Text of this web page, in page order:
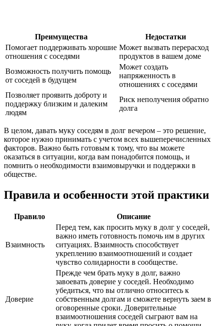
Преимущества
Недостатки
Помогает поддерживать хорошие
отношения с соседями
Может вызвать перерасход
продуктов в вашем доме
Возможность получить помощь
от соседей в будущем
Может создать
напряженность в
отношениях с соседями
Позволяет проявить доброту и
поддержку близким и далеким
людям
Риск неполучения обратно
долга
В целом, давать муку соседям в долг вечером – это решение,
которое нужно принимать с учетом всех вышеперечисленных
факторов. Важно быть готовым к тому, что вы можете
оказаться в ситуации, когда вам понадобится помощь, и
помнить о необходимости взаимовыручки и поддержки в
обществе.
Правила и особенности этой практики
Правило Описание
Взаимность
Перед тем, как просить муку в долг у соседей,
важно иметь готовность помочь им в других
ситуациях. Взаимность способствует
укреплению взаимоотношений и создает
чувство солидарности в сообществе.
Доверие
Прежде чем брать муку в долг, важно
завоевать доверие у соседей. Необходимо
убедиться, что вы отлично относитесь к
собственным долгам и сможете вернуть заем в
оговоренные сроки. Доверительные
взаимоотношения соседей сыграют вам на